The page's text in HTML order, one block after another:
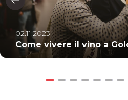
02.11.2023
Come vivere il vino a